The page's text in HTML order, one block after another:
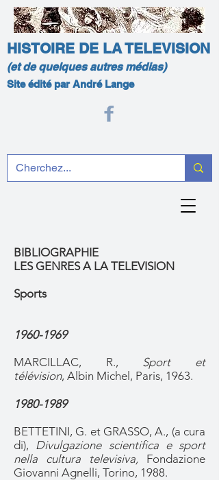
HISTOIRE DE LA TELEVISION
(et de quelques autres médias)
Site édité par André Lange
BIBLIOGRAPHIE
LES GENRES A LA TELEVISION
Sports
1960-1969
MARCILLAC, R., Sport et
télévision, Albin Michel, Paris, 1963.
1980-1989
BETTETINI, G. et GRASSO, A., (a cura
di), Divulgazione scientifica e sport
nella cultura televisiva, Fondazione
Giovanni Agnelli, Torino, 1988.